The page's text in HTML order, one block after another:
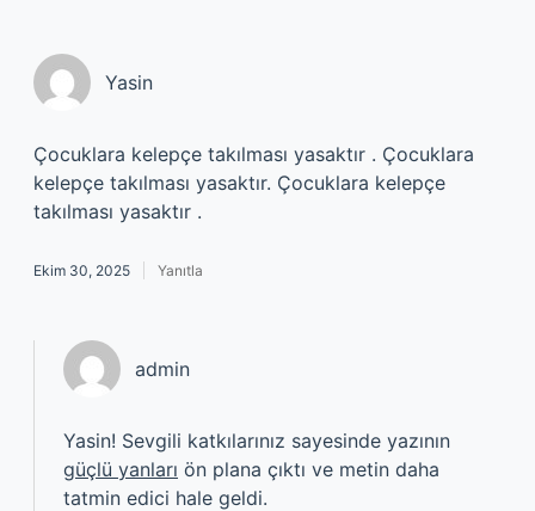
Yasin
Çocuklara kelepçe takılması yasaktır . Çocuklara
kelepçe takılması yasaktır. Çocuklara kelepçe
takılması yasaktır .
Ekim 30, 2025 Yanıtla
admin
Yasin! Sevgili katkılarınız sayesinde yazının
güçlü yanları ön plana çıktı ve metin daha
tatmin edici hale geldi.